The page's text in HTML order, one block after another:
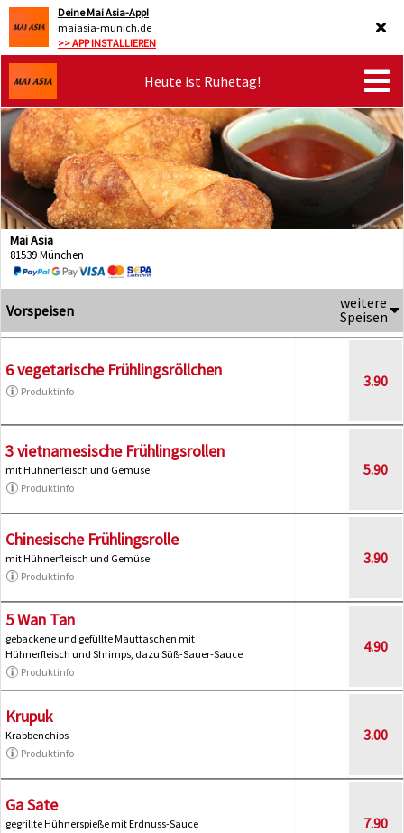
Deine Mai Asia-App!
maiasia-munich.de
>> APP INSTALLIEREN
Heute ist Ruhetag!
Mai Asia
81539 München
Vorspeisen
weitere
Speisen
6 vegetarische Frühlingsröllchen
Produktinfo
3.90
3 vietnamesische Frühlingsrollen
mit Hühnerfleisch und Gemüse
Produktinfo
5.90
Chinesische Frühlingsrolle
mit Hühnerfleisch und Gemüse
Produktinfo
3.90
5 Wan Tan
gebackene und gefüllte Mauttaschen mit
Hühnerfleisch und Shrimps, dazu Süß-Sauer-Sauce
Produktinfo
4.90
Krupuk
Krabbenchips
Produktinfo
3.00
Ga Sate
gegrillte Hühnerspieße mit Erdnuss-Sauce
7.90